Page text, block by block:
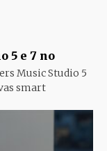
5 e 7 no
Music Studio 5
smart